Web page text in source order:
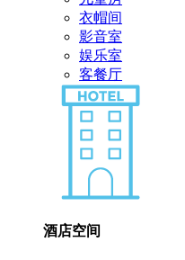
衣帽间
影音室
娱乐室
客餐厅
酒店空间